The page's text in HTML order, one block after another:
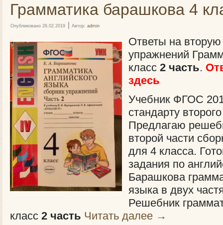
Грамматика барашкова 4
Опубликовано 26.02.2019 | Автор: admin
Ответы на вторую
упражнений
класс 2 часть.
здесь
Учебник ФГОС
стандарту
Предлагаю
второй части
для 4 класса.
задания по
Барашкова
языка в двух
Решебник
класс 2 часть Читать далее →